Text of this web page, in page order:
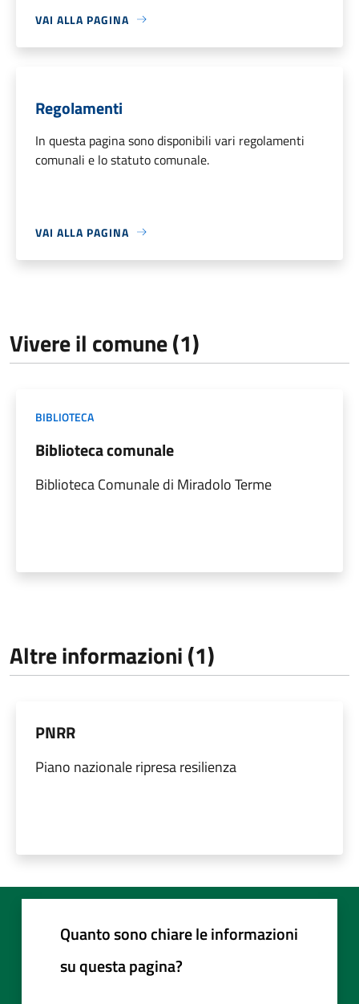
VAI ALLA PAGINA
Regolamenti
In questa pagina sono disponibili vari regolamenti
comunali e lo statuto comunale.
VAI ALLA PAGINA
Vivere il comune (1)
BIBLIOTECA
Biblioteca comunale
Biblioteca Comunale di Miradolo Terme
Altre informazioni (1)
PNRR
Piano nazionale ripresa resilienza
Quanto sono chiare le informazioni
su questa pagina?